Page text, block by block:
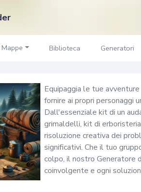
Mappe Biblioteca Generatori
Generatore
Equipaggia le tue
fornire ai propri personaggi
Dall'essenziale kit di un
grimaldelli, kit di
risoluzione creativa dei
significativi. Che il tuo
colpo, il nostro Generatore
coinvolgente e ogni